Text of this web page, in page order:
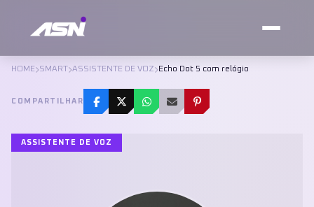
HOME SMART ASSISTENTE DE VOZ Echo Dot 5 com relógio
COMPARTILHAR
ASSISTENTE DE VOZ